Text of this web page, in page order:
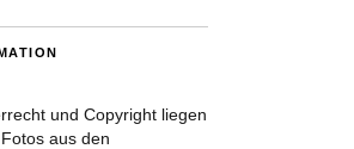
und Copyright liegen
aus den